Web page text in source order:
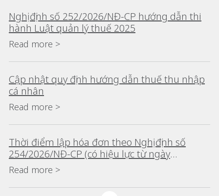
Nghị định số 252/2026/NĐ-CP hướng dẫn thi
hành Luật quản lý thuế 2025
Read more >
Cập nhật quy định hướng dẫn thuế thu nhập
cá nhân
Read more >
Thời điểm lập hóa đơn theo Nghị định số
254/2026/NĐ-CP (có hiệu lực từ ngày
01/07/2026)
Read more >